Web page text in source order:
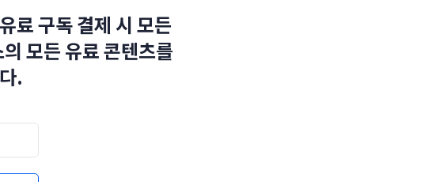
료 구독 결제 시 모든
모든 유료 콘텐츠를
.